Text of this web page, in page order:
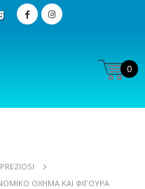
0
ΌΧΗΜΑ ΚΑΙ ΦΙΓΟΎΡΑ